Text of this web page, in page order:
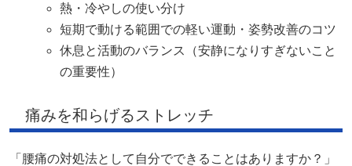
熱・冷やしの使い分け
短期で動ける範囲での軽い運動・姿勢改善のコツ
休息と活動のバランス（安静になりすぎないこと
の重要性）
痛みを和らげるストレッチ
「腰痛の対処法として自分でできることはありますか？」